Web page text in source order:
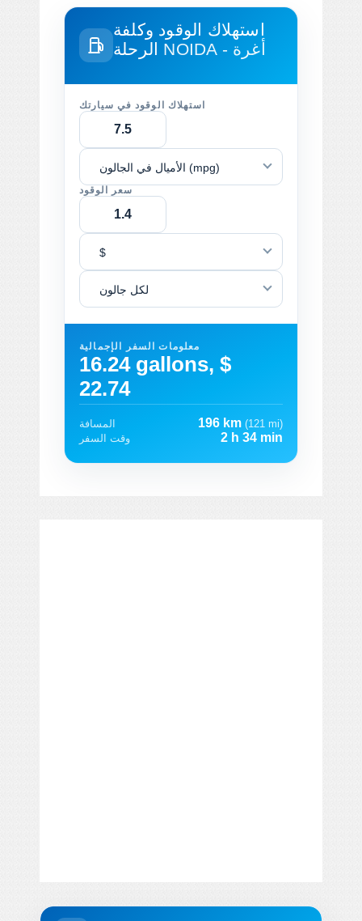
استهلاك الوقود وكلفة
NOIDA - أغرة
استهلاك الوقود في سيارتك
الأميال في الجالون (mpg)
سعر الوقود
$
لكل جالون
معلومات السفر الإجمالية
16.24 gallons, $
22.74
المسافة 196 km (121 mi)
وقت السفر
2 h 34 min